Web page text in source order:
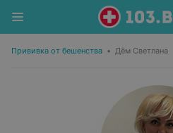
Прививка от бешенства • Дём Светлана